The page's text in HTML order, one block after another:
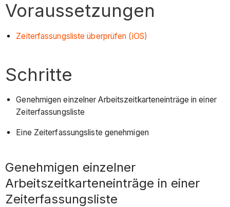
Voraussetzungen
Zeiterfassungsliste überprüfen (iOS)
Schritte
Genehmigen einzelner Arbeitszeitkarteneinträge in einer
Zeiterfassungsliste
Eine Zeiterfassungsliste genehmigen
Genehmigen einzelner
Arbeitszeitkarteneinträge in einer
Zeiterfassungsliste